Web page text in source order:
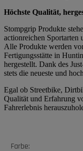
Höchste Qualität,
Stompgrip Produkte
actionreichen Sportarten
Alle Produkte werden
Fertigungsstätte in
hergestellt. Dank des
stets die neueste und
Egal ob Streetbike,
Qualität und Erfahrung
Fahrerlebnis
Produkteigenschaft
Wert
Farbe: